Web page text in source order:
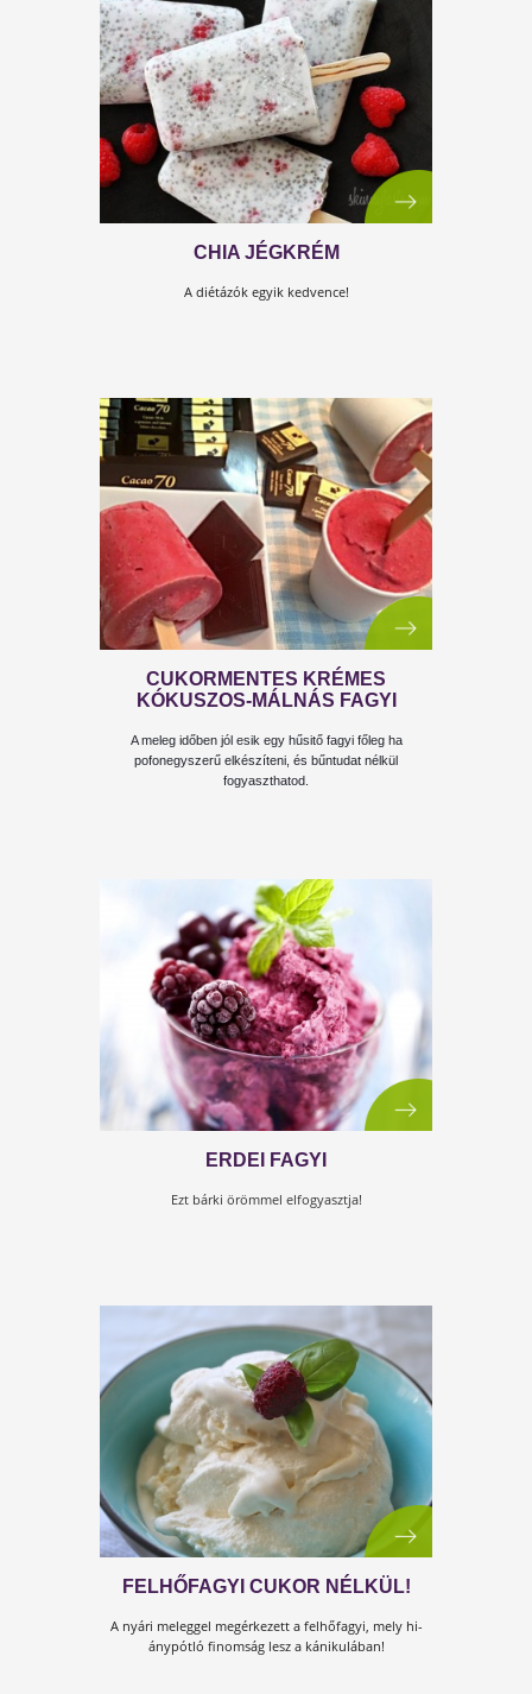
HÁZI KÓKUSZFAGYI CUKOR
NÉLKÜL
Ez a mennyei kókuszos fagylalt még az alakodra is
vigyáz, hiszen nem tartalmaz hozzáadott cukrot. :-)
CITROMOS JÉGKRÉM
Fantasztikus laktózmentes jégkrém recept. Lehet
finom ami egészséges!